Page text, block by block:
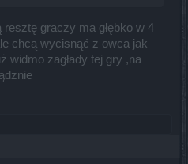
resztę graczy ma głębko w 4
chcą wycisnąć z owca jak
widmo zagłady tej gry ,na